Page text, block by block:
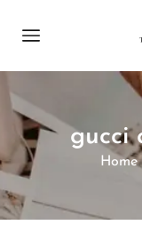
gucci
Home